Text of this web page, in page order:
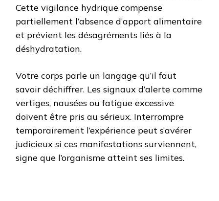
Cette vigilance hydrique compense
partiellement l’absence d’apport alimentaire
et prévient les désagréments liés à la
déshydratation.
Votre corps parle un langage qu’il faut
savoir déchiffrer. Les signaux d’alerte comme
vertiges, nausées ou fatigue excessive
doivent être pris au sérieux. Interrompre
temporairement l’expérience peut s’avérer
judicieux si ces manifestations surviennent,
signe que l’organisme atteint ses limites.